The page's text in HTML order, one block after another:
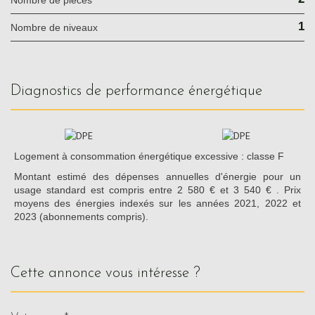
Nombre de niveaux 1
diagnostics de performance énergétique
Logement à consommation énergétique excessive : classe F
Montant estimé des dépenses annuelles d'énergie pour un
usage standard est compris entre 2 580 € et 3 540 € . Prix
moyens des énergies indexés sur les années 2021, 2022 et
2023 (abonnements compris).
cette annonce vous intéresse ?